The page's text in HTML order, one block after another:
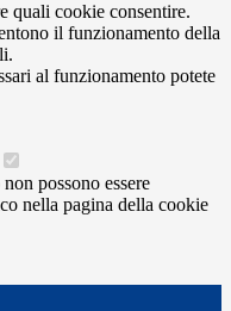
quali cookie consentire.
il funzionamento della
al funzionamento potete
possono essere
nella pagina della cookie